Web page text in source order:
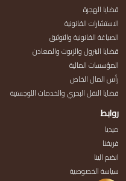
قضايا الهجرة
الاستشارات القانونية
الصياغة القانونية والتوثيق
قضايا البترول والزيوت والمعادن
المؤسسات المالية
رأس المال الخاص
قضايا النقل البحري والخدمات اللوجستية
روابط
ميديا
فريقنا
انضم الينا
سياسة الخصوصية